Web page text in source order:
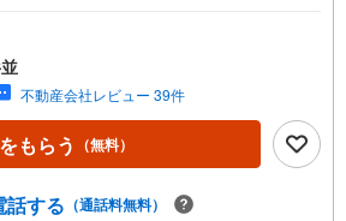
ー」のご提案。・ 未来に起こるであろうご
をオンライン上でご提案「ミラカレクラ
売却時、ご自宅を綺麗にかつ瀟洒にさせる
テイジングサービス。・ 購入者様へ、税
定申告の無料セミナーをご招待いたします。
て◆日時のご希望をお伝えください。（も
の手配が必要な場合がございますのでご容
不動産会社レビュー 39件
もらう （無料）
話する （通話料無料）